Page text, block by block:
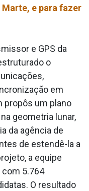
Marte, e para fazer
e GPS da
o
em
propôs um plano
geometria lunar,
da agência de
de estendê-la a
a equipe
5.764
O resultado